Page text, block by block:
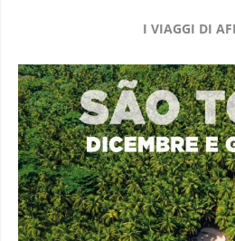
I VIAGGI DI